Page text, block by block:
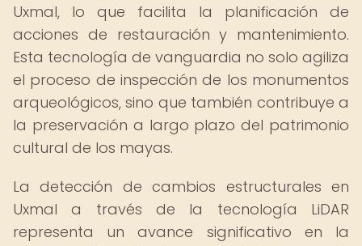
Uxmal, lo que facilita la planificación de
acciones de restauración y mantenimiento.
Esta tecnología de vanguardia no solo agiliza
el proceso de inspección de los monumentos
arqueológicos, sino que también contribuye a
la preservación a largo plazo del patrimonio
cultural de los mayas.
La detección de cambios estructurales en
Uxmal a través de la tecnología LiDAR
representa un avance significativo en la